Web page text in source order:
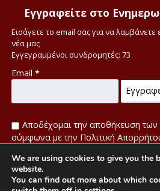
Εγγραφείτε στο
Εισάγετε το email σας για να
νέα μας
Εγγεγραμμένοι συνδρομητές: 73
Email *
Αποδέχομαι την αποθήκευση
σύμφωνα με την Πολιτική
Πολιτική απορρήτου
We are using cookies to give you the
website.
You can find out more about which